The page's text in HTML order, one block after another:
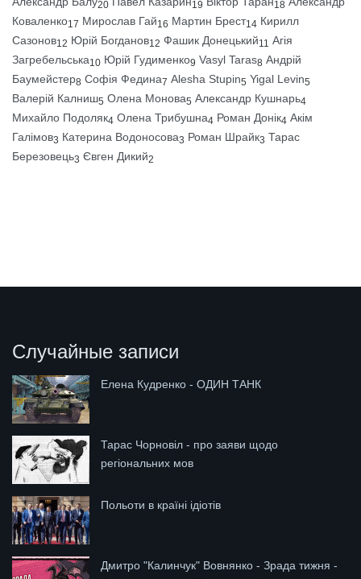
20 19 18
Коваленко17 Мирослав Гай16 Мартин Брест14 Кирилл
Сазонов12 Юрій Богданов12 Фашик Донецький11 Агія
Загребельська10 Юрій Гудименко9 Vasyl Taras8 Андрій
Баумейстер8 Софія Федина7 Alesha Stupin5 Yigal Levin5
Валерій Калниш5 Олена Монова5 Александр Кушнарь4
Михайло Подоляк4 Олена Трибушна4 Роман Донік4 Акім
Галімов3 Катерина Водоносова3 Роман Шрайк3 Тарас
Березовець3 Євген Дикий2
Случайные записи
Елена Кудренко - ОДИН ТАНК
Тарас Чорновіл - про заяви щодо
регіональних мов
Польоти в країні ідіотів
Дмитро "Калинчук" Вовнянко - Зрада тижня -